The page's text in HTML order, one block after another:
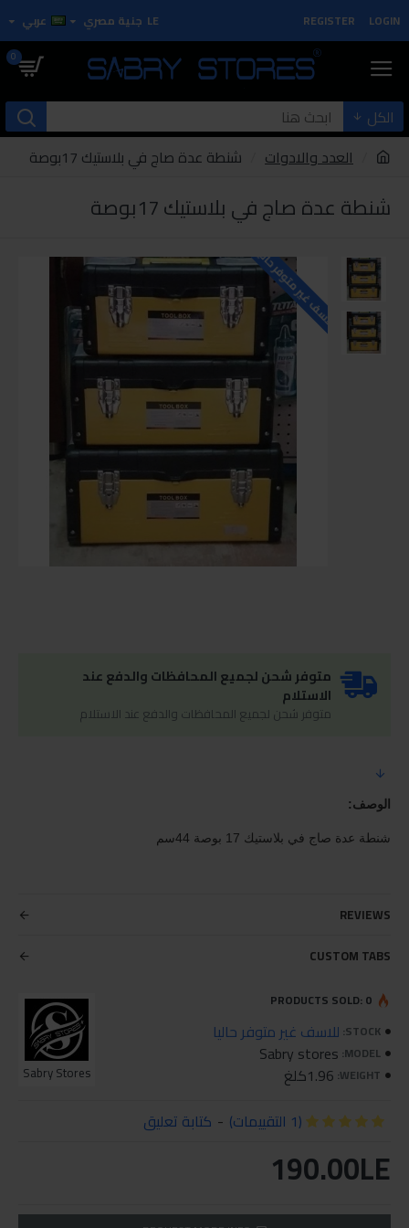
LOGIN
REGISTER
LE جنية مصري عربي
0
الكل
العدد والادوات
شنطة عدة صاج في بلاستيك 17بوصة
شنطة عدة صاج في بلاستيك 17بوصة
للاسف غير متوفر حاليا
متوفر شحن لجميع المحافظات والدفع عند
الاستلام
متوفر شحن لجميع المحافظات والدفع عند الاستلام
الوصف:
شنطة عدة صاج في بلاستيك 17 بوصة 44سم
REVIEWS
CUSTOM TABS
STOCK: للاسف غير متوفر حاليا
MODEL:
Sabry stores
WEIGHT: 1.96كلغ Sabry Stores
PRODUCTS SOLD: 0
(1 التقييمات) - كتابة تعليق
190.00LE